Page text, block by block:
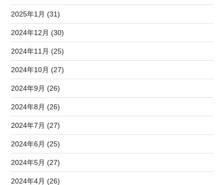
2025年1月 (31)
2024年12月 (30)
2024年11月 (25)
2024年10月 (27)
2024年9月 (26)
2024年8月 (26)
2024年7月 (27)
2024年6月 (25)
2024年5月 (27)
2024年4月 (26)